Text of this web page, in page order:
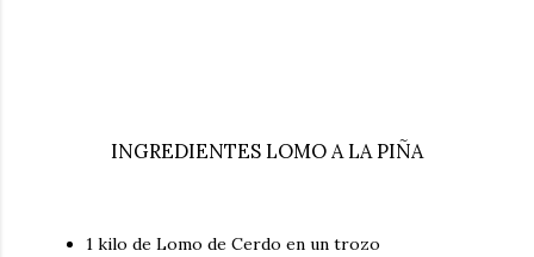
INGREDIENTES LOMO A LA PIÑA
1 kilo de Lomo de Cerdo en un trozo